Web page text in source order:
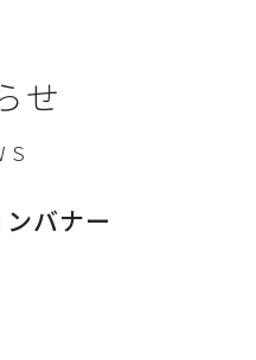
せ
バナー